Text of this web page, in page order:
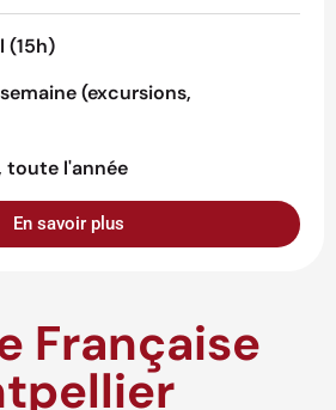
(15h)
(excursions,
toute l'année
En savoir plus
Française